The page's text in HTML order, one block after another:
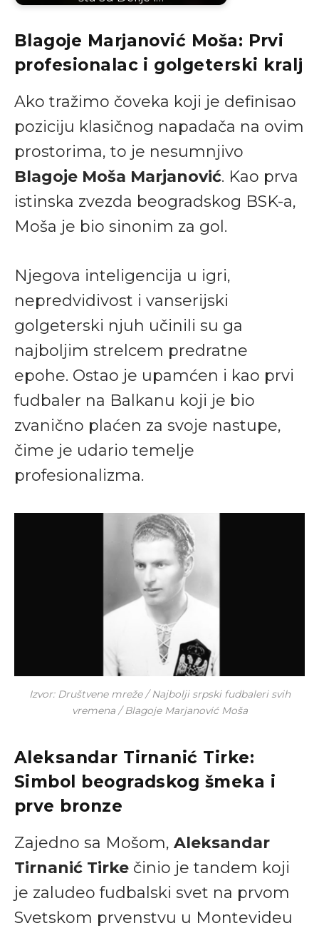
Blagoje Marjanović Moša: Prvi
profesionalac i golgeterski kralj
Ako tražimo čoveka koji je definisao
poziciju klasičnog napadača na ovim
prostorima, to je nesumnjivo
Blagoje Moša Marjanović. Kao prva
istinska zvezda beogradskog BSK-a,
Moša je bio sinonim za gol.
Njegova inteligencija u igri,
nepredvidivost i vanserijski
golgeterski njuh učinili su ga
najboljim strelcem predratne
epohe. Ostao je upamćen i kao prvi
fudbaler na Balkanu koji je bio
zvanično plaćen za svoje nastupe,
čime je udario temelje
profesionalizma.
Izvor: Društvene mreže / Najbolji srpski fudbaleri svih
vremena / Blagoje Marjanović Moša
Aleksandar Tirnanić Tirke:
Simbol beogradskog šmeka i
prve bronze
Zajedno sa Mošom, Aleksandar
Tirnanić Tirke činio je tandem koji
je zaludeo fudbalski svet na prvom
Svetskom prvenstvu u Montevideu